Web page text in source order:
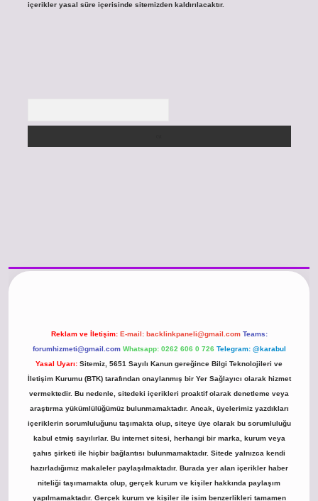
içerikler yasal süre içerisinde sitemizden kaldırılacaktır.
Reklam ve İletişim: E-mail: backlinkpaneli@gmail.com Teams:
forumhizmeti@gmail.com Whatsapp: 0262 606 0 726 Telegram: @karabul
Yasal Uyarı: Sitemiz, 5651 Sayılı Kanun gereğince Bilgi Teknolojileri ve
İletişim Kurumu (BTK) tarafından onaylanmış bir Yer Sağlayıcı olarak hizmet
vermektedir. Bu nedenle, sitedeki içerikleri proaktif olarak denetleme veya
araştırma yükümlülüğümüz bulunmamaktadır. Ancak, üyelerimiz yazdıkları
içeriklerin sorumluluğunu taşımakta olup, siteye üye olarak bu sorumluluğu
kabul etmiş sayılırlar. Bu internet sitesi, herhangi bir marka, kurum veya
şahıs şirketi ile hiçbir bağlantısı bulunmamaktadır. Sitede yalnızca kendi
hazırladığımız makaleler paylaşılmaktadır. Burada yer alan içerikler haber
niteliği taşımamakta olup, gerçek kurum ve kişiler hakkında paylaşım
yapılmamaktadır. Gerçek kurum ve kişiler ile isim benzerlikleri tamamen